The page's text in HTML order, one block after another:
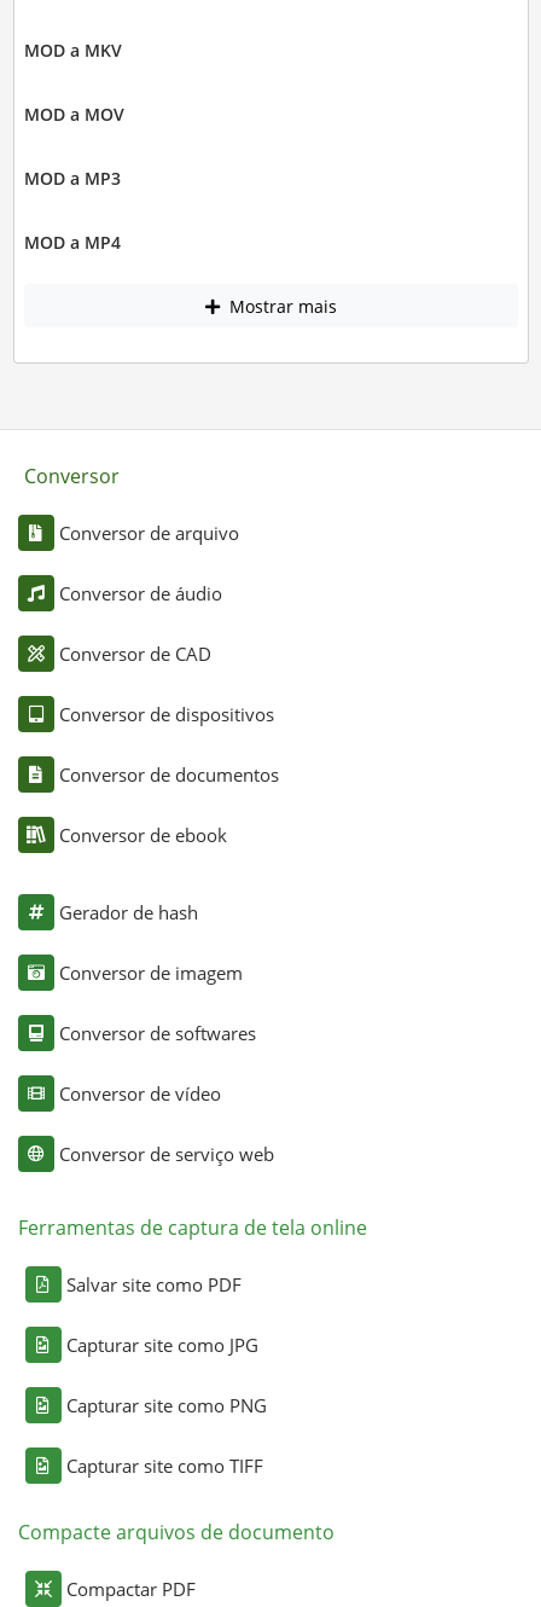
MOD a MKV
MOD a MOV
MOD a MP3
MOD a MP4
Mostrar mais
Conversor
Conversor de arquivo
Conversor de áudio
Conversor de CAD
Conversor de dispositivos
Conversor de documentos
Conversor de ebook
Gerador de hash
Conversor de imagem
Conversor de softwares
Conversor de vídeo
Conversor de serviço web
Ferramentas de captura de tela online
Salvar site como PDF
Capturar site como JPG
Capturar site como PNG
Capturar site como TIFF
Compacte arquivos de documento
Compactar PDF